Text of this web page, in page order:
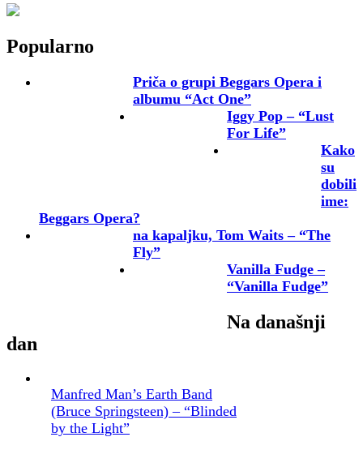
Popularno
Priča o grupi Beggars Opera i
albumu “Act One”
Iggy Pop – “Lust
For Life”
Kako
su
dobili
ime:
Beggars Opera?
na kapaljku, Tom Waits – “The
Fly”
Vanilla Fudge –
“Vanilla Fudge”
Na današnji
dan
Manfred Man’s Earth Band
(Bruce Springsteen) – “Blinded
by the Light”